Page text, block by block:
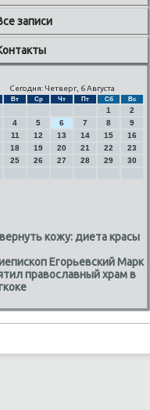
записи
Сегодня: Четверг, 6 Августа
Вт Ср Чт Пт Сб Вс
1
2
4 5 6 7 8
9
11 12 13 14 15
16
18 19 20 21 22
23
25 26 27 28 29
30
кожу: диета красы
Егорьевский Марк
православный храм в